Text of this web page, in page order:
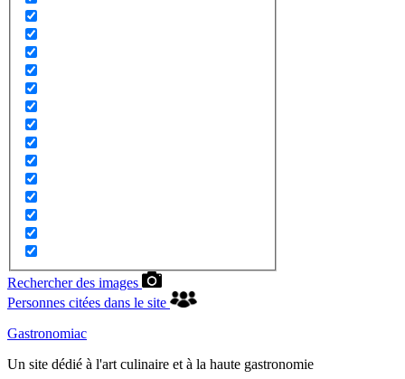
Rechercher des images
Personnes citées dans le site
Gastronomiac
Un site dédié à l'art culinaire et à la haute gastronomie